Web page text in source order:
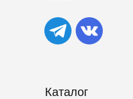
Каталог